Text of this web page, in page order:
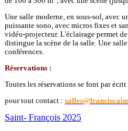
Une salle moderne, en sous-sol, avec
puissante sono, avec micros fixes et
vidéo-projecteur. L'éclairage permet
distingue la scène de la salle. Une
conférences.
Réservations :
Toutes les réservations se font par
pour tout contact :
Saint- François 2025